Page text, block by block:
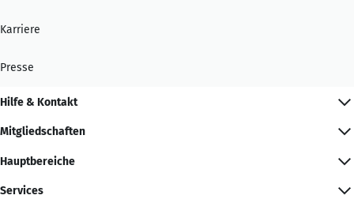
Karriere
Presse
Hilfe & Kontakt
Mitgliedschaften
Hauptbereiche
Services